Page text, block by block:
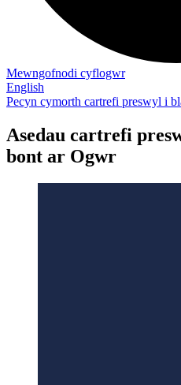
Mewngofnodi cyflogwr
English
Pecyn cymorth cartrefi preswyl i
Asedau cartrefi
bont ar Ogwr